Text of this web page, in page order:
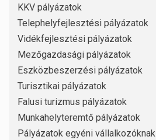
KKV pályázatok
Telephelyfejlesztési pályázatok
Vidékfejlesztési pályázatok
Mezőgazdasági pályázatok
Eszközbeszerzési pályázatok
Turisztikai pályázatok
Falusi turizmus pályázatok
Munkahelyteremtő pályázatok
Pályázatok egyéni vállalkozóknak